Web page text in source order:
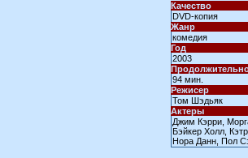
Качество
DVD-копия
Жанр
комедия
Год
2003
94 мин.
Режисер
Том Шэдьяк
Актеры
Джим Кэрри,
Бэйкер Холл,
Нора Данн, Пол